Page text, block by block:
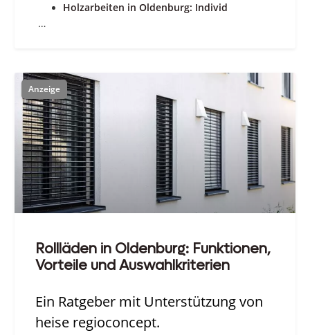
Holzarbeiten in Oldenburg: Individ
…
Rollläden in Oldenburg: Funktionen,
Vorteile und Auswahlkriterien
Ein Ratgeber mit Unterstützung von
heise regioconcept.